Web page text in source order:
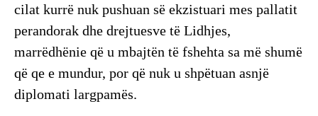
cilat kurrë nuk pushuan së ekzistuari mes pallatit
perandorak dhe drejtuesve të Lidhjes,
marrëdhënie që u mbajtën të fshehta sa më shumë
që qe e mundur, por që nuk u shpëtuan asnjë
diplomati largpamës.